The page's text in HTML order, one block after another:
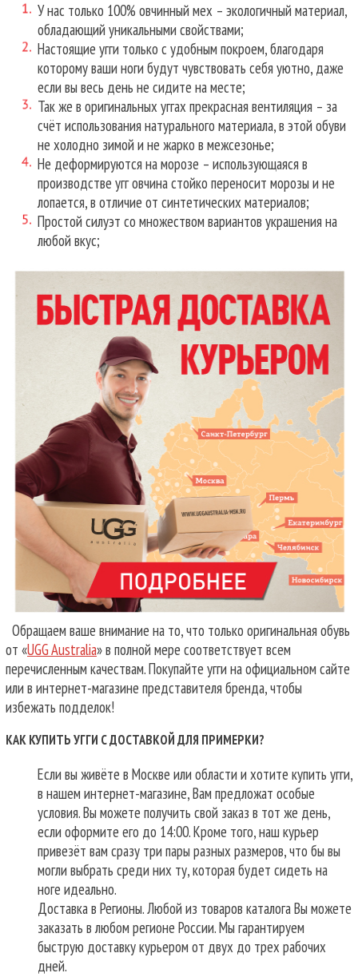
У нас только 100% овчинный мех – экологичный материал,
обладающий уникальными свойствами;
Настоящие угги только с удобным покроем, благодаря
которому ваши ноги будут чувствовать себя уютно, даже
если вы весь день не сидите на месте;
Так же в оригинальных уггах прекрасная вентиляция – за
счёт использования натурального материала, в этой обуви
не холодно зимой и не жарко в межсезонье;
Не деформируются на морозе – использующаяся в
производстве угг овчина стойко переносит морозы и не
лопается, в отличие от синтетических материалов;
Простой силуэт со множеством вариантов украшения на
любой вкус;
Обращаем ваше внимание на то, что только оригинальная обувь
от «UGG Australia» в полной мере соответствует всем
перечисленным качествам. Покупайте угги на официальном сайте
или в интернет-магазине представителя бренда, чтобы
избежать подделок!
КАК КУПИТЬ УГГИ С ДОСТАВКОЙ ДЛЯ ПРИМЕРКИ?
Если вы живёте в Москве или области и хотите купить угги,
в нашем интернет-магазине, Вам предложат особые
условия. Вы можете получить свой заказ в тот же день,
если оформите его до 14:00. Кроме того, наш курьер
привезёт вам сразу три пары разных размеров, что бы вы
могли выбрать среди них ту, которая будет сидеть на
ноге идеально.
Доставка в Регионы. Любой из товаров каталога Вы можете
заказать в любом регионе России. Мы гарантируем
быструю доставку курьером от двух до трех рабочих
дней.